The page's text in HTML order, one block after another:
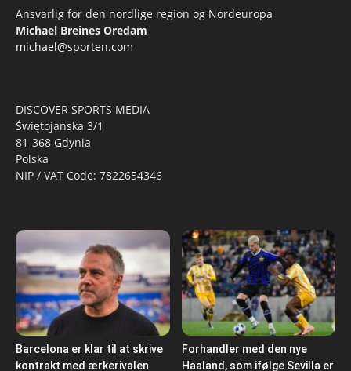
Ansvarlig for den nordlige region og Nordeuropa
Michael Breines Oredam
michael@sporten.com
DISCOVER SPORTS MEDIA
Świętojańska 3/1
81-368 Gdynia
Polska
NIP / VAT Code: 7822654346
Barcelona er klar til at skrive
kontrakt med ærkerivalen
Forhandler med den nye
Haaland, som ifølge Sevilla er